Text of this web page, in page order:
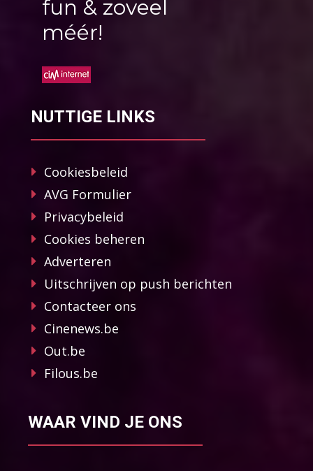
fun & zoveel
méér!
NUTTIGE LINKS
Cookiesbeleid
AVG Formulier
Privacybeleid
Cookies beheren
Adverteren
Uitschrijven op push berichten
Contacteer ons
Cinenews.be
Out.be
Filous.be
WAAR VIND JE ONS